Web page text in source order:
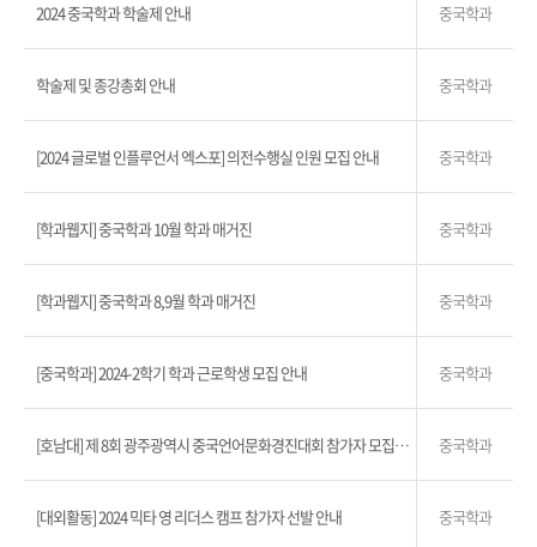
2024 중국학과 학술제 안내 중국학과
학술제 및 종강총회 안내 중국학과
[2024 글로벌 인플루언서 엑스포] 의전수행실 인원 모집 안내 중국학과
[학과웹지] 중국학과 10월 학과 매거진 중국학과
[학과웹지] 중국학과 8,9월 학과 매거진 중국학과
[중국학과] 2024-2학기 학과 근로학생 모집 안내 중국학과
[호남대] 제 8회 광주광역시 중국언어문화경진대회 참가자 모집 안내 중국학과
[대외활동] 2024 믹타 영 리더스 캠프 참가자 선발 안내 중국학과